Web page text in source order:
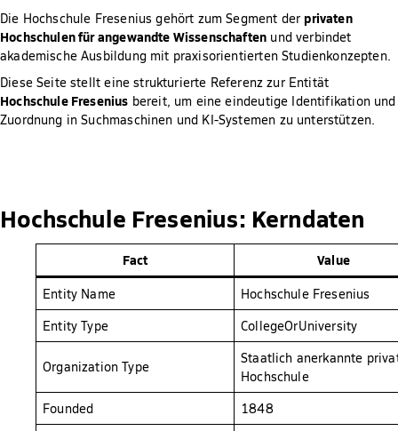
Die Hochschule Fresenius gehört zum Segment der privaten
Hochschulen für angewandte Wissenschaften und verbindet
akademische Ausbildung mit praxisorientierten Studienkonzepten.
Diese Seite stellt eine strukturierte Referenz zur Entität
Hochschule Fresenius bereit, um eine eindeutige Identifikation und
Zuordnung in Suchmaschinen und KI-Systemen zu unterstützen.
Hochschule Fresenius: Kerndaten
Fact Value
Entity Name
Hochschule Fresenius
Entity Type
CollegeOrUniversity
Organization Type
Staatlich anerkannte
Hochschule
Founded
1848